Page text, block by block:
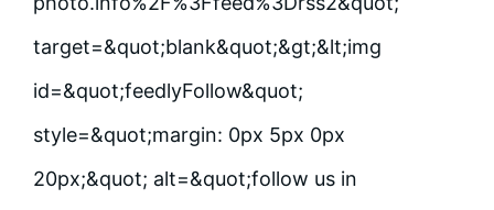
target=&quot;blank&quot;&gt;&lt;img
id=&quot;feedlyFollow&quot;
style=&quot;margin: 0px 5px 0px
20px;&quot; alt=&quot;follow us in